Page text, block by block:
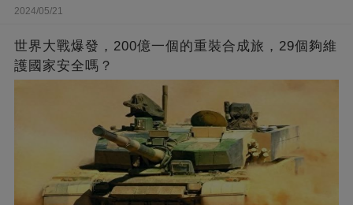
2024/05/21
世界大戰爆發，200億一個的重裝合成旅，29個夠維
護國家安全嗎？